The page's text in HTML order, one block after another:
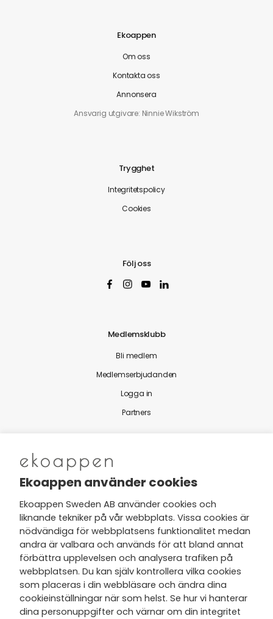
Ekoappen
Om oss
Kontakta oss
Annonsera
Ansvarig utgivare: Ninnie Wikström
Trygghet
Integritetspolicy
Cookies
Följ oss
Medlemsklubb
Bli medlem
Medlemserbjudanden
Logga in
Partners
Nytt från Ekoappen
Jag har tagit del av Ekoappens
personuppgifts- och
integritetspolicyoch tar gärna del
av nyheter, hälsotips och exklusiva
erbjudanden via min e-post.
Ekoappen använder cookies
Ekoappen Sweden AB använder cookies och
liknande tekniker på vår webbplats. Vissa cookies är
nödvändiga för webbplatsens funktionalitet medan
andra är valbara och används för att bland annat
förbättra upplevelsen och analysera trafiken på
webbplatsen. Du kan själv kontrollera vilka cookies
som placeras i din webbläsare och ändra dina
cookieinställningar när som helst. Se hur vi hanterar
dina personuppgifter och värnar om din integritet